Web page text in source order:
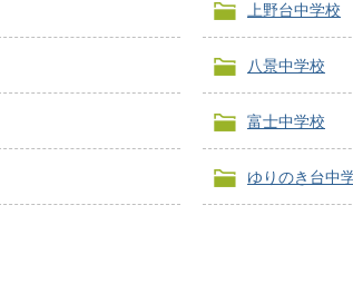
上野台中学校
八景中学校
富士中学校
ゆりのき台中